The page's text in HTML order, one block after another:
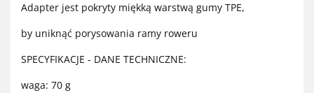
Adapter jest pokryty miękką warstwą gumy TPE,
by uniknąć porysowania ramy roweru
SPECYFIKACJE - DANE TECHNICZNE:
waga: 70 g